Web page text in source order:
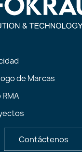
de Marcas
Contáctenos